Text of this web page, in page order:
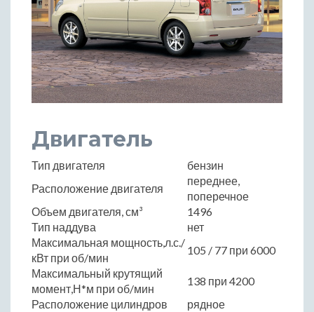
Двигатель
Тип двигателя
бензин
Расположение двигателя
переднее,
поперечное
Объем двигателя, см³
1496
Тип наддува
нет
Максимальная мощность,л.с./
кВт при об/мин
105 / 77 при 6000
Максимальный крутящий
момент,Н*м при об/мин
138 при 4200
Расположение цилиндров
рядное